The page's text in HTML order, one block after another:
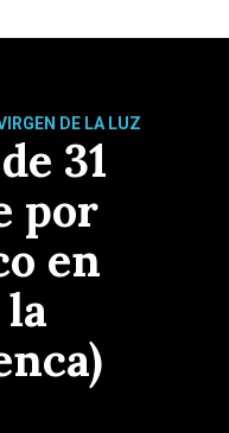
DE LA LUZ
31
por
en